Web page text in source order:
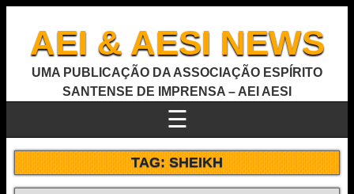
AEI & AESI NEWS
UMA PUBLICAÇÃO DA ASSOCIAÇÃO ESPÍRITO
SANTENSE DE IMPRENSA – AEI AESI
☰
TAG:SHEIKH